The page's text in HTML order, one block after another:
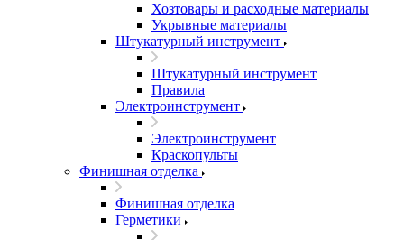
Хозтовары и расходные материалы
Укрывные материалы
Штукатурный инструмент
Штукатурный инструмент
Правила
Электроинструмент
Электроинструмент
Краскопульты
Финишная отделка
Финишная отделка
Герметики